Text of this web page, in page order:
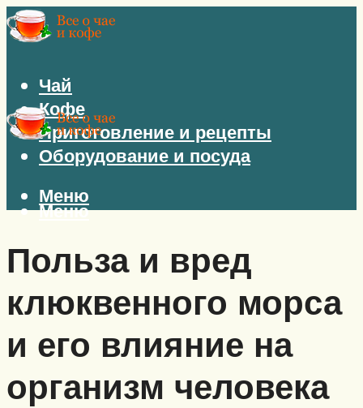
Чай
Кофе
Приготовление и рецепты
Оборудование и посуда
Меню
Меню
Польза и вред
клюквенного морса
и его влияние на
организм человека